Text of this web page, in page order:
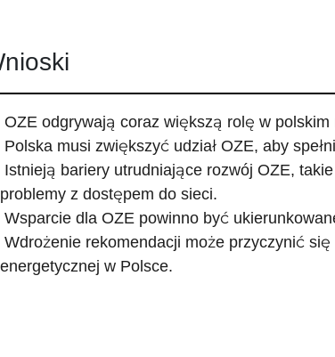
OZE odgrywają coraz większą rolę w polskim
Polska musi zwiększyć udział OZE, aby
Istnieją bariery utrudniające rozwój OZE,
problemy z dostępem do sieci.
Wsparcie dla OZE powinno być
Wdrożenie rekomendacji może przyczynić
energetycznej w Polsce.